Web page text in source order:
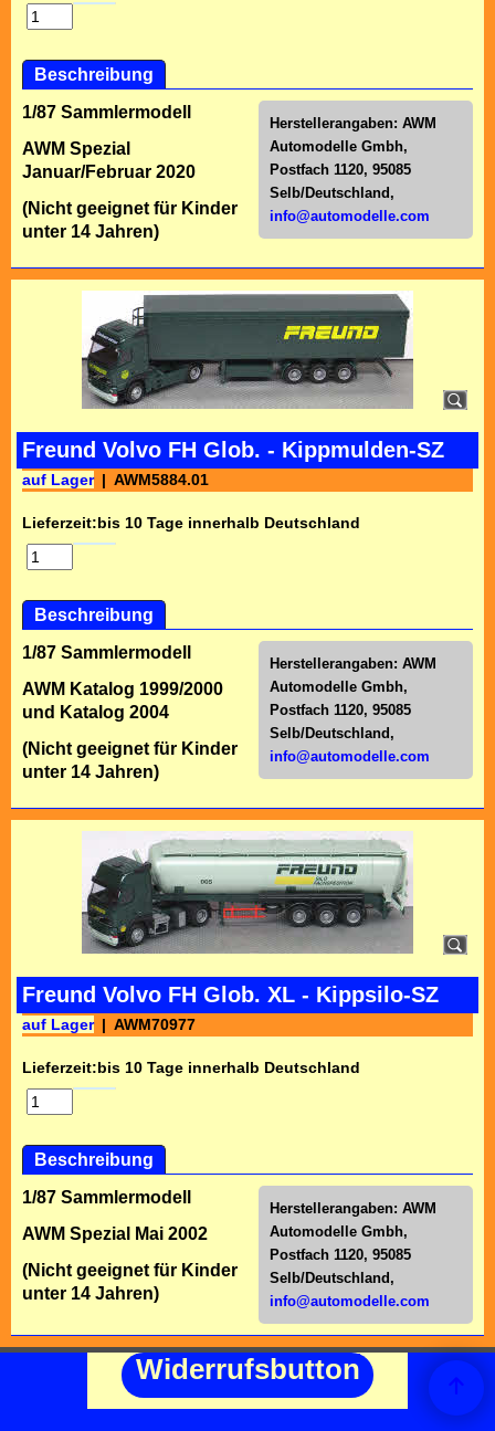
Beschreibung
Herstellerangaben: AWM
Automodelle Gmbh,
Postfach 1120, 95085
Selb/Deutschl and,
info@automodelle.com
1/87 Sammlermodell
AWM Spezial
Januar/Februar 2020
(Nicht geeignet für Kinder
unter 14 Jahren)
Freund Volvo FH Glob. - Kippmulden-SZ
auf Lager AWM5884.01
Lieferzeit:bis 10 Tage innerhalb Deutschland
Beschreibung
Herstellerangaben: AWM
Automodelle Gmbh,
Postfach 1120, 95085
Selb/Deutschl and,
info@automodelle.com
1/87 Sammlermodell
AWM Katalog 1999/2000
und Katalog 2004
(Nicht geeignet für Kinder
unter 14 Jahren)
Freund Volvo FH Glob. XL - Kippsilo-SZ
auf Lager AWM70977
Lieferzeit:bis 10 Tage innerhalb Deutschland
Beschreibung
Herstellerangaben: AWM
Automodelle Gmbh,
Postfach 1120, 95085
Selb/Deutschl and,
info@automodelle.com
1/87 Sammlermodell
AWM Spezial Mai 2002
(Nicht geeignet für Kinder
unter 14 Jahren)
Widerrufsbutton